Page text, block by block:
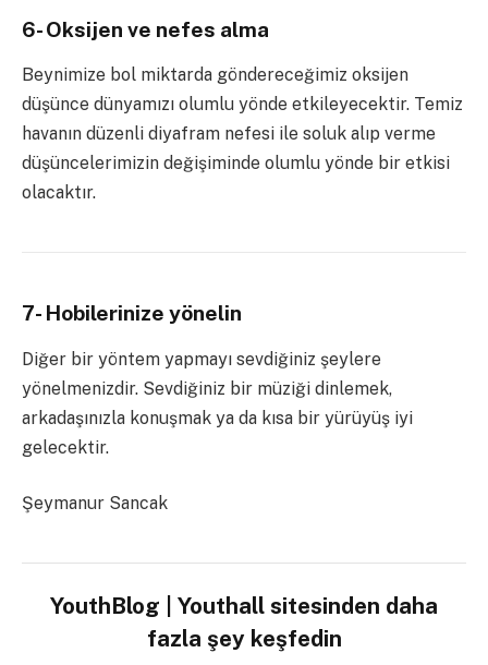
6- Oksijen ve nefes alma
Beynimize bol miktarda göndereceğimiz oksijen
düşünce dünyamızı olumlu yönde etkileyecektir. Temiz
havanın düzenli diyafram nefesi ile soluk alıp verme
düşüncelerimizin değişiminde olumlu yönde bir etkisi
olacaktır.
7- Hobilerinize yönelin
Diğer bir yöntem yapmayı sevdiğiniz şeylere
yönelmenizdir. Sevdiğiniz bir müziği dinlemek,
arkadaşınızla konuşmak ya da kısa bir yürüyüş iyi
gelecektir.
Şeymanur Sancak
YouthBlog | Youthall sitesinden daha
fazla şey keşfedin